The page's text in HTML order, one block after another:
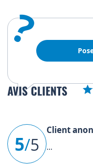
?
AVIS CLIENTS
5/5
Client
...